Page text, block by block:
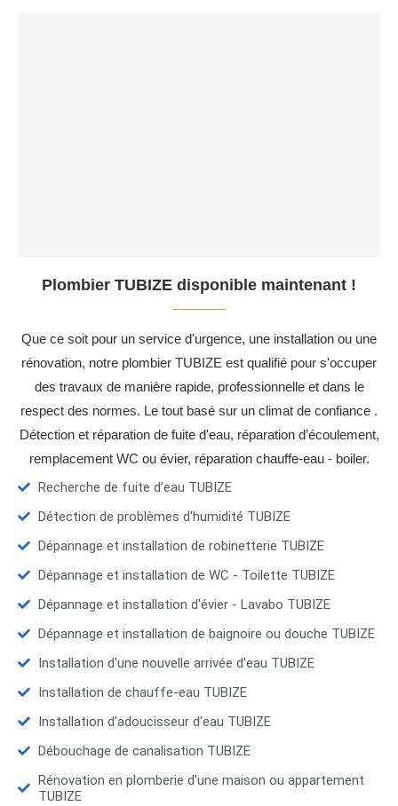
Plombier TUBIZE disponible maintenant !
Que ce soit pour un service d'urgence, une installation ou une
rénovation, notre plombier TUBIZE est qualifié pour s'occuper
des travaux de manière rapide, professionnelle et dans le
respect des normes. Le tout basé sur un climat de confiance .
Détection et réparation de fuite d'eau, réparation d’écoulement,
remplacement WC ou évier, réparation chauffe-eau - boiler.
Recherche de fuite d’eau TUBIZE
Détection de problèmes d'humidité TUBIZE
Dépannage et installation de robinetterie TUBIZE
Dépannage et installation de WC - Toilette TUBIZE
Dépannage et installation d'évier - Lavabo TUBIZE
Dépannage et installation de baignoire ou douche TUBIZE
Installation d'une nouvelle arrivée d'eau TUBIZE
Installation de chauffe-eau TUBIZE
Installation d’adoucisseur d'eau TUBIZE
Débouchage de canalisation TUBIZE
Rénovation en plomberie d'une maison ou appartement
TUBIZE